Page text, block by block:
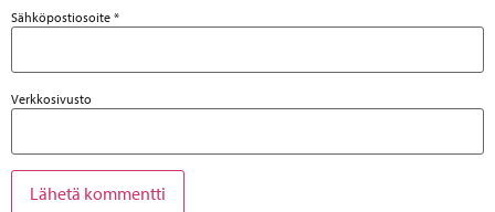
Sähköpostiosoite *
Verkkosivusto